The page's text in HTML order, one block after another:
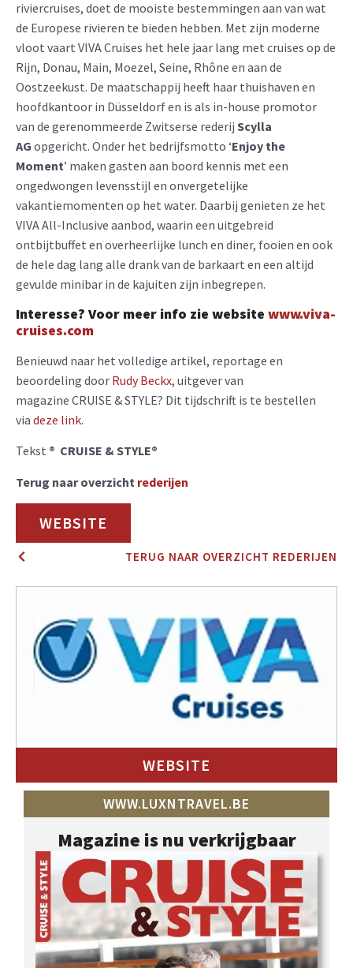
riviercruises, doet de mooiste bestemmingen aan van wat
de Europese rivieren te bieden hebben. Met zijn moderne
vloot vaart VIVA Cruises het hele jaar lang met cruises op de
Rijn, Donau, Main, Moezel, Seine, Rhône en aan de
Oostzeekust. De maatschappij heeft haar thuishaven en
hoofdkantoor in Düsseldorf en is als in-house promotor
van de gerenommeerde Zwitserse rederij Scylla
AG opgericht. Onder het bedrijfsmotto ‘Enjoy the
Moment’ maken gasten aan boord kennis met een
ongedwongen levensstijl en onvergetelijke
vakantiemomenten op het water. Daarbij genieten ze het
VIVA All-Inclusive aanbod, waarin een uitgebreid
ontbijtbuffet en overheerlijke lunch en diner, fooien en ook
de hele dag lang alle drank van de barkaart en een altijd
gevulde minibar in de kajuiten zijn inbegrepen.
Interesse? Voor meer info zie website www.viva-
cruises.com
Benieuwd naar het volledige artikel, reportage en
beoordeling door Rudy Beckx, uitgever van
magazine CRUISE & STYLE? Dit tijdschrift is te bestellen
via deze link.
Tekst ® CRUISE & STYLE®
Terug naar overzicht rederijen
WEBSITE
TERUG NAAR OVERZICHT REDERIJEN
WEBSITE
WWW.LUXNTRAVEL.BE
Magazine is nu verkrijgbaar